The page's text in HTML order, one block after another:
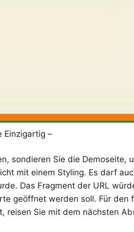
Einzigartig –
sondieren Sie die Demoseite,
mit einem Styling. Es darf
Das Fragment der URL
geöffnet werden soll. Für den
reisen Sie mit dem nächsten